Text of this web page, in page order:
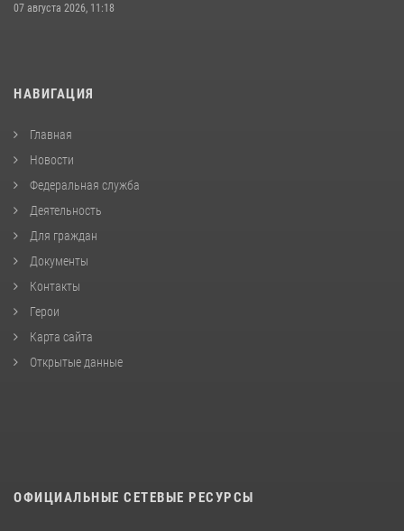
07 августа 2026, 11:18
НАВИГАЦИЯ
Главная
Новости
Федеральная служба
Деятельность
Для граждан
Документы
Контакты
Герои
Карта сайта
Открытые данные
ОФИЦИАЛЬНЫЕ СЕТЕВЫЕ РЕСУРСЫ